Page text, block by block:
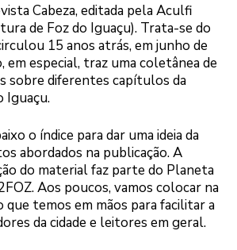
Cabeza, editada pela Aculfi
de Foz do Iguaçu). Trata-se do
15 anos atrás, em junho de
em especial, traz uma coletânea de
sobre diferentes capítulos da
Iguaçu.
o índice para dar uma ideia da
abordados na publicação. A
do material faz parte do Planeta
Aos poucos, vamos colocar na
temos em mãos para facilitar a
da cidade e leitores em geral.